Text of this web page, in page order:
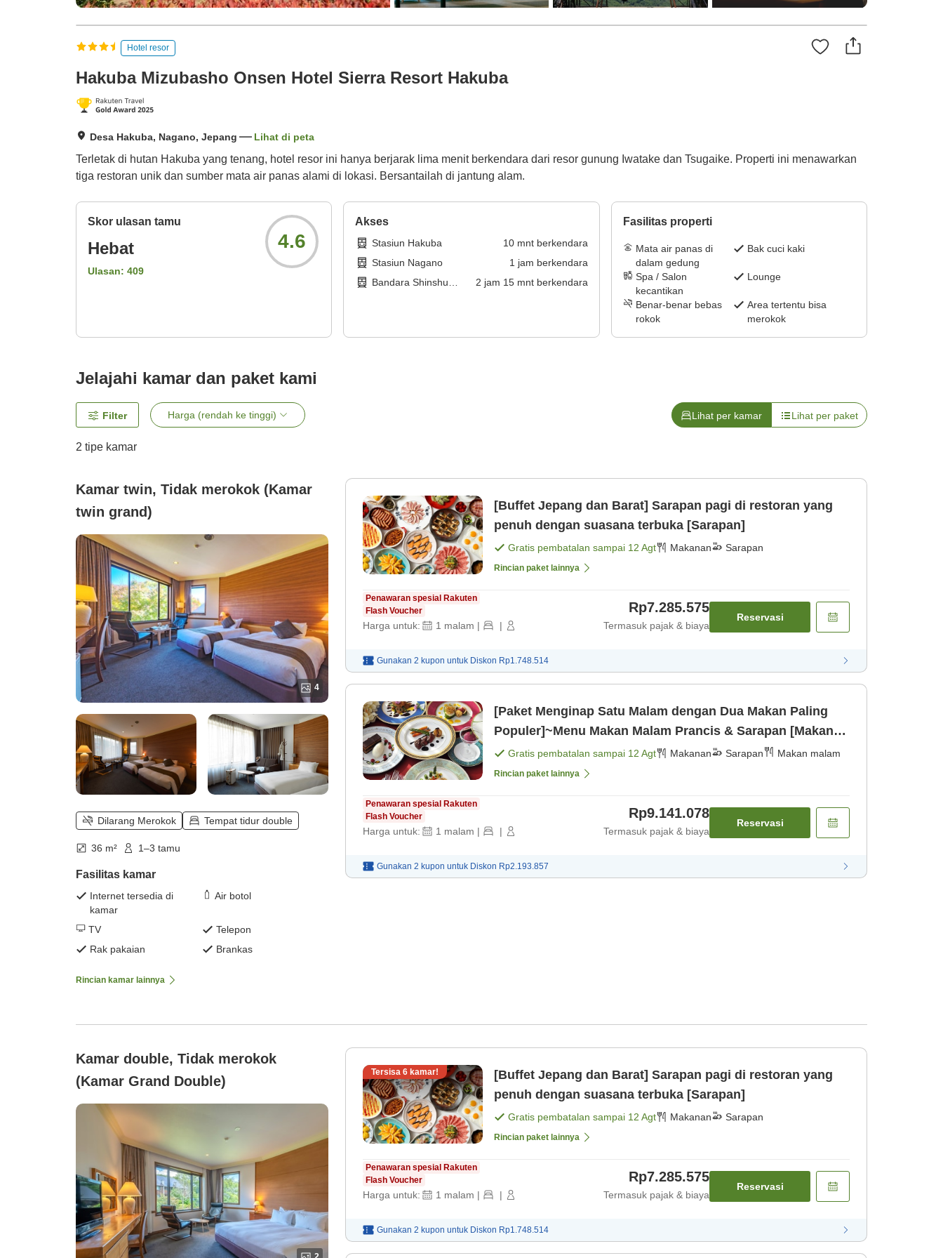
Hotel resor
Hakuba Mizubasho Onsen Hotel Sierra Resort Hakuba
Desa Hakuba, Nagano, Jepang Lihat di peta
Terletak di hutan Hakuba yang tenang, hotel resor ini hanya berjarak lima menit berkendara dari resor gunung Iwatake dan Tsugaike. Properti ini menawarkan
tiga restoran unik dan sumber mata air panas alami di lokasi. Bersantailah di jantung alam.
Skor ulasan tamu
Hebat
Ulasan: 409
4.6
Akses
Stasiun Hakuba 10mnt berkendara
Stasiun Nagano
1 jam berkendara
Bandara Shinshu
2 jam 15mnt berkendara
Fasilitas properti
Mata air panas di
dalam gedung
Bak cuci kaki
Spa / Salon
kecantikan
Lounge
Benar-benar bebas
rokok
Area tertentu bisa
merokok
Jelajahi kamar dan paket kami
Filter Harga (rendah ke tinggi) Lihat per kamar Lihat per paket
2 tipe kamar
Kamar twin, Tidak merokok (Kamar
twin grand)
4
Dilarang Merokok Tempat tidur double
36 m² 1–3 tamu
Fasilitas kamar
Internet tersedia di
kamar
Air botol
TV
Telepon
Rak pakaian
Brankas
Rincian kamar lainnya
[Buffet Jepang dan Barat] Sarapan pagi di restoran yang
penuh dengan suasana terbuka [Sarapan]
Gratis pembatalan sampai 12 Agt Makanan Sarapan
Rincian paket lainnya
Penawaran spesial Rakuten
Flash Voucher
Harga untuk: 1 malam | |
Rp7.285.575
Termasuk pajak & biaya
Reservasi
Gunakan 2 kupon untuk Diskon Rp1.748.514
[Paket Menginap Satu Malam dengan Dua Makan Paling
Populer]~Menu Makan Malam Prancis & Sarapan [Makan
malam] [Sarapan]
Gratis pembatalan sampai 12 Agt Makanan Sarapan Makan malam
Rincian paket lainnya
Penawaran spesial Rakuten
Flash Voucher
Harga untuk: 1 malam | |
Rp9.141.078
Termasuk pajak & biaya
Reservasi
Gunakan 2 kupon untuk Diskon Rp2.193.857
Kamar double, Tidak merokok
(Kamar Grand Double)
Tersisa 6 kamar!
[Buffet Jepang dan Barat] Sarapan pagi di restoran yang
penuh dengan suasana terbuka [Sarapan]
Gratis pembatalan sampai 12 Agt Makanan Sarapan
Rincian paket lainnya
Penawaran spesial Rakuten
Flash Voucher
Harga untuk: 1 malam | |
Rp7.285.575
Termasuk pajak & biaya
Reservasi
Gunakan 2 kupon untuk Diskon Rp1.748.514